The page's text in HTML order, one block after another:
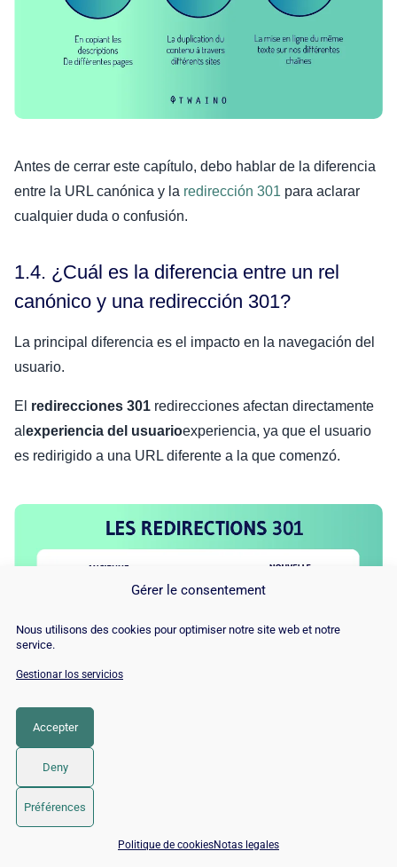
Gérer le consentement
Nous utilisons des cookies pour optimiser notre site web et notre
service.
Gestionar los servicios
Accepter
Deny
Préférences
Politique de cookiesNotas legales
Antes de cerrar este capítulo, debo hablar de la diferencia
entre la URL canónica y la redirección 301 para aclarar
cualquier duda o confusión.
1.4. ¿Cuál es la diferencia entre un rel
canónico y una redirección 301?
La principal diferencia es el impacto en la navegación del
usuario.
El redirecciones 301 redirecciones afectan directamente
al experiencia del usuarioexperiencia, ya que el usuario
es redirigido a una URL diferente a la que comenzó.
El canónico
al
de los motores de búsqueda, ya que el usuario
no es redirigido y por lo tanto no percibe su existencia.
📅 Reservar 15 min con un experto SEO / GEO